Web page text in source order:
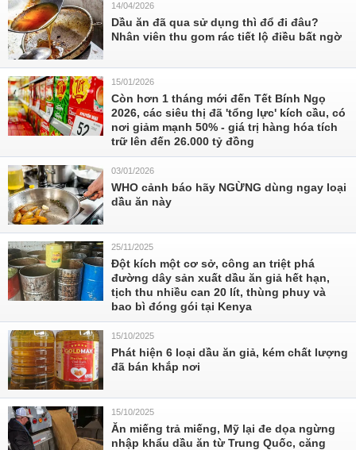
14/04/2026
Dầu ăn đã qua sử dụng thì đổ đi đâu?
Nhân viên thu gom rác tiết lộ điều bất ngờ
15/01/2026
Còn hơn 1 tháng mới đến Tết Bính Ngọ
2026, các siêu thị đã 'tổng lực' kích cầu, có
nơi giảm mạnh 50% - giá trị hàng hóa tích
trữ lên đến 26.000 tỷ đồng
03/01/2026
WHO cảnh báo hãy NGỪNG dùng ngay loại
dầu ăn này
25/11/2025
Đột kích một cơ sở, công an triệt phá
đường dây sản xuất dầu ăn giả hết hạn,
tịch thu nhiều can 20 lít, thùng phuy và
bao bì đóng gói tại Kenya
15/10/2025
Phát hiện 6 loại dầu ăn giả, kém chất lượng
đã bán khắp nơi
15/10/2025
Ăn miếng trả miếng, Mỹ lại đe dọa ngừng
nhập khẩu dầu ăn từ Trung Quốc, căng